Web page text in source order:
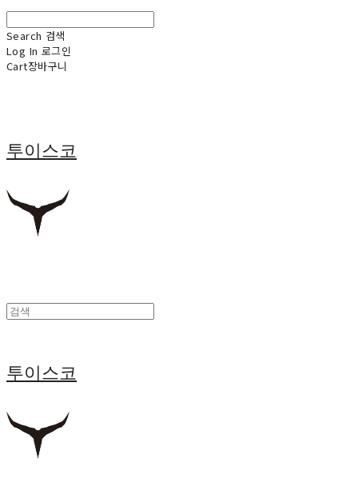
Search 검색
Log In 로그인
Cart장바구니
투이스코
투이스코